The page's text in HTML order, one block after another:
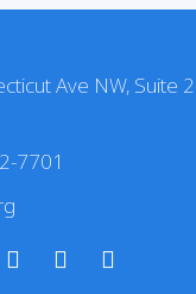
Ave NW, Suite
7701